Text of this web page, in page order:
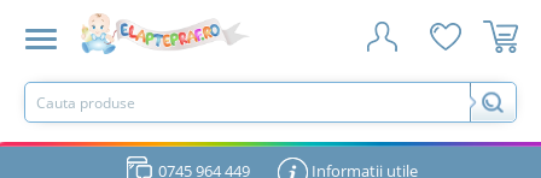
0745 964 449 Informatii utile